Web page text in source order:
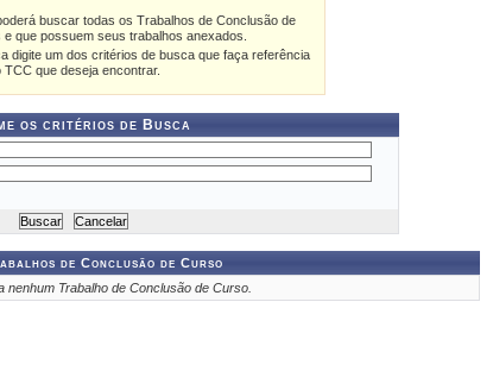
buscar todas os Trabalhos de Conclusão de
que possuem seus trabalhos anexados.
digite um dos critérios de busca que faça referência
TCC que deseja encontrar.
os critérios de Busca
de Conclusão de Curso
nenhum Trabalho de Conclusão de Curso.